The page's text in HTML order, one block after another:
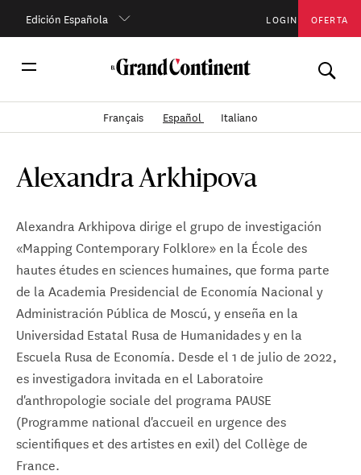
Edición Española LOGIN OFERTA
Français Español Italiano
Alexandra Arkhipova
Alexandra Arkhipova dirige el grupo de investigación
«Mapping Contemporary Folklore» en la École des
hautes études en sciences humaines, que forma parte
de la Academia Presidencial de Economía Nacional y
Administración Pública de Moscú, y enseña en la
Universidad Estatal Rusa de Humanidades y en la
Escuela Rusa de Economía. Desde el 1 de julio de 2022,
es investigadora invitada en el Laboratoire
d'anthropologie sociale del programa PAUSE
(Programme national d'accueil en urgence des
scientifiques et des artistes en exil) del Collège de
France.